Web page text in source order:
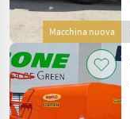
Macchina nuova